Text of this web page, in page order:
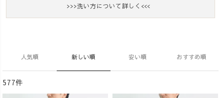
>>>洗い方について詳しく<<<
人気順 新しい順 安い順 おすすめ順
577件